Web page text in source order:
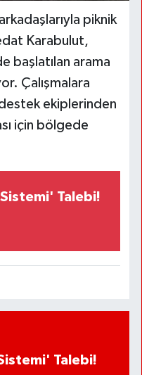
piknik
Karabulut,
başlatılan arama
Çalışmalara
ekiplerinden
için bölgede
Talebi!
Talebi!